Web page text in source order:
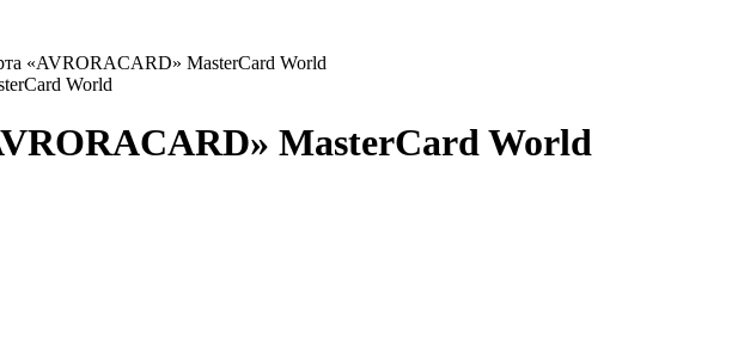
«AVRORACARD» MasterCard World
MasterCard World